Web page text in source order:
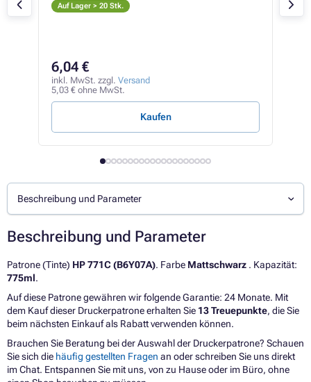
Auf Lager > 20 Stk.
6,04 €
inkl. MwSt. zzgl. Versand
5,03 € ohne MwSt.
Kaufen
Beschreibung und Parameter
Beschreibung und Parameter
Patrone (Tinte) HP 771C (B6Y07A). Farbe Mattschwarz . Kapazität:
775ml.
Auf diese Patrone gewähren wir folgende Garantie: 24 Monate. Mit
dem Kauf dieser Druckerpatrone erhalten Sie 13 Treuepunkte, die Sie
beim nächsten Einkauf als Rabatt verwenden können.
Brauchen Sie Beratung bei der Auswahl der Druckerpatrone? Schauen
Sie sich die häufig gestellten Fragen an oder schreiben Sie uns direkt
im Chat. Entspannen Sie mit uns, von zu Hause oder im Büro, ohne